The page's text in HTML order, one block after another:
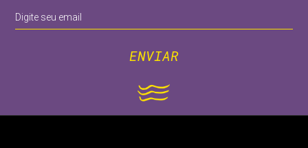
ENVIAR